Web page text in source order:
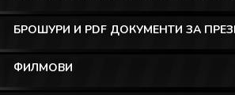
БРОШУРИ И PDF ДОКУМЕНТИ ЗА
ФИЛМОВИ